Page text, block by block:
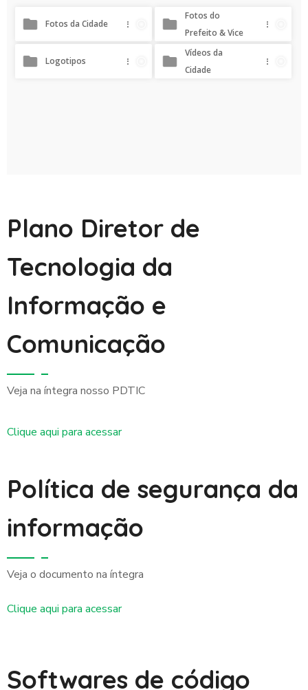
Fotos da Cidade
Fotos do
Prefeito & Vice
Logotipos
Vídeos da
Cidade
Plano Diretor de
Tecnologia da
Informação e
Comunicação
Veja na íntegra nosso PDTIC
Clique aqui para acessar
Política de segurança da
informação
Veja o documento na íntegra
Clique aqui para acessar
Softwares de código